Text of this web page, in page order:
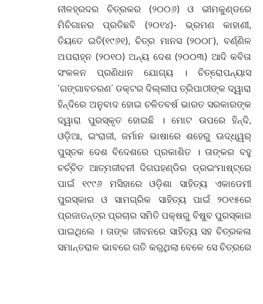
ନୀଳହ୍ରଦର ଚିତ୍ରକର (୨୦୦୬) ଓ ଭୀମକୁଣ୍ଡରେ
ମିଚିଗାନର ପ୍ରତିଛବି (୨୦୧୪)- ଭ୍ରମଣ କାହାଣୀ,
ତିୟତେ ଇତି(୧୯୬୧), ଚିତ୍ର ମାନସ (୨୦୦୮), ବର୍ଣ୍ଣିଳ
ଅପରାହ୍ନ (୨୦୧୦) ଅନ୍ୟ ଦେଶ (୨୦୦୩) ଆଦି କବିତା
ସଂକଳନ ପ୍ରଣିଧାନ ଯୋଗ୍ୟ । ଚିତ୍ରୋପନ୍ୟାସ
‘ଗଙ୍ଗାବତରଣ’ ଡକ୍ଟର ଦିଲ୍ଲୀପ ତ୍ରିପାଠୀଙ୍କ ଦ୍ୱାରା
ହିନ୍ଦିରେ ଅନୁବାଦ ହୋଇ ଚଳିତବର୍ଷ ଭାରତ ସରକାରଙ୍କ
ଦ୍ୱାରା ପୁରସ୍କୃତ ହୋଇଛି । ମୋଟ ଉପରେ ହିନ୍ଦି,
ଓଡ଼ିଆ, ଇଂରାଜୀ, ଜର୍ମାନ ଭାଷାରେ ଶହେରୁ ଊଦ୍ଧ୍ୱର୍
ପୁସ୍ତକ ଦେଶ ବିଦେଶରେ ପ୍ରକାଶିତ । ତାଙ୍କର ବହୁ
ଚର୍ଚ୍ଚିତ ଆତ୍ମଜୀବନୀ ଦିଗପହଣ୍ଡିର ଡ୍ରଇଂମାଷ୍ଟ୍ରେ
ପାଇଁ ୧୯୯୬ ମସିହାରେ ଓଡ଼ିଶା ସାହିତ୍ୟ ଏକାଡେମୀ
ପୁରସ୍କାର ଓ ସାମଗ୍ରିକ ସାହିତ୍ୟ ପାଇଁ ୨୦୧୫ରେ
ପ୍ରଜାତନ୍ତ୍ର ପ୍ରଚାର ସମିତି ପକ୍ଷରୁ ବିଷୁବ ପୁରସ୍କାର
ପାଇଥିଲେ । ତାଙ୍କ ଜୀବନରେ ସାହିତ୍ୟ ସହ ଚିତ୍ରକଳା
ସମାନ୍ତରାଳ ଭାବରେ ଗତି କରୁଥିଲା ବେଳେ ସେ ଚିତ୍ରରେ